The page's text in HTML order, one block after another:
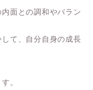
面との調和やバラン
て、自分自身の成長
。